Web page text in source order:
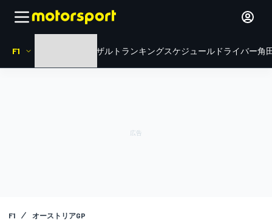
F1 リザルト ランキングスケジュール ドライバー角
F1 オーストリアGP